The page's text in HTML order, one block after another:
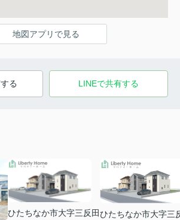
地図アプリで見る
る LINEで共有する
ひたちなか市大字三反田ひたちなか市大字三